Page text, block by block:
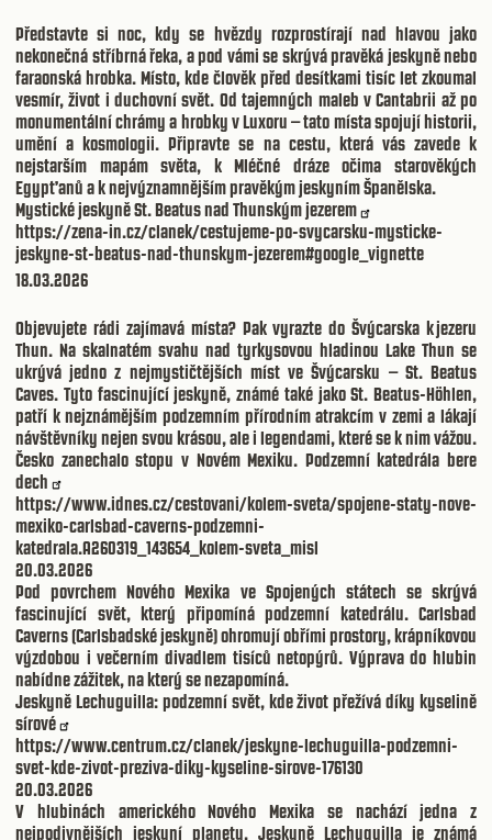
Představte si noc, kdy se hvězdy rozprostírají nad hlavou jako
nekonečná stříbrná řeka, a pod vámi se skrývá pravěká jeskyně nebo
faraonská hrobka. Místo, kde člověk před desítkami tisíc let zkoumal
vesmír, život i duchovní svět. Od tajemných maleb v Cantabrii až po
monumentální chrámy a hrobky v Luxoru – tato místa spojují historii,
umění a kosmologii. Připravte se na cestu, která vás zavede k
nejstarším mapám světa, k Mléčné dráze očima starověkých
Egypťanů a k nejvýznamnějším pravěkým jeskyním Španělska.
Mystické jeskyně St. Beatus nad Thunským jezerem
https://zena-in.cz/clanek/cestujeme-po-svycarsku-mysticke-
jeskyne-st-beatus-nad-thunskym-jezerem#google_vignette
18.03.2026
Objevujete rádi zajímavá místa? Pak vyrazte do Švýcarska k jezeru
Thun. Na skalnatém svahu nad tyrkysovou hladinou Lake Thun se
ukrývá jedno z nejmystičtějších míst ve Švýcarsku – St. Beatus
Caves. Tyto fascinující jeskyně, známé také jako St. Beatus-Höhlen,
patří k nejznámějším podzemním přírodním atrakcím v zemi a lákají
návštěvníky nejen svou krásou, ale i legendami, které se k nim vážou.
Česko zanechalo stopu v Novém Mexiku. Podzemní katedrála bere
dech
https://www.idnes.cz/cestovani/kolem-sveta/spojene-staty-nove-
mexiko-carlsbad-caverns-podzemni-
katedrala.A260319_143654_kolem-sveta_misl
20.03.2026
Pod povrchem Nového Mexika ve Spojených státech se skrývá
fascinující svět, který připomíná podzemní katedrálu. Carlsbad
Caverns (Carlsbadské jeskyně) ohromují obřími prostory, krápníkovou
výzdobou i večerním divadlem tisíců netopýrů. Výprava do hlubin
nabídne zážitek, na který se nezapomíná.
Jeskyně Lechuguilla: podzemní svět, kde život přežívá díky kyselině
sírové
https://www.centrum.cz/clanek/jeskyne-lechuguilla-podzemni-
svet-kde-zivot-preziva-diky-kyseline-sirove-176130
20.03.2026
V hlubinách amerického Nového Mexika se nachází jedna z
nejpodivnějších jeskyní planety. Jeskyně Lechuguilla je známá